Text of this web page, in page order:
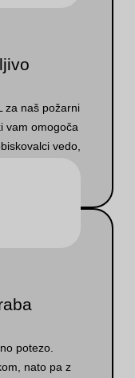
za naš požarni
vam omogoča
vedo,
zaupanja.
potezo.
nato pa z